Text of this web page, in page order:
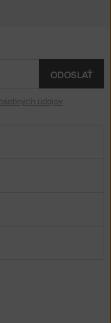
ODOSLAŤ
údajov.